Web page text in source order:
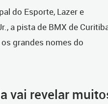
do Esporte, Lazer e
a pista de BMX de
grandes nomes do
vai revelar